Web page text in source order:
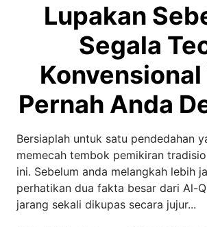
Lupakan
Segala
Konvensional
Pernah Anda
Bersiaplah untuk satu pendedahan
memecah tembok pemikiran
ini. Sebelum anda melangkah lebih
perhatikan dua fakta besar dari Al-
jarang sekali dikupas secara jujur...